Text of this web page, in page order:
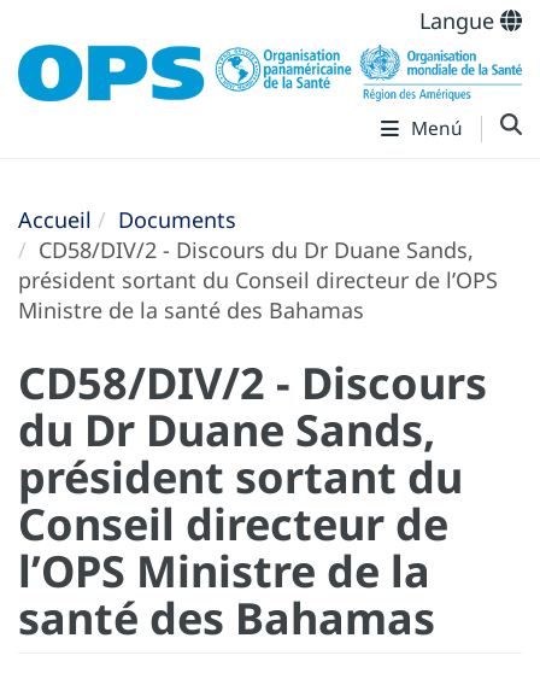
Langue
Menú
Accueil
Documents
CD58/DIV/2 - Discours du Dr Duane Sands,
président sortant du Conseil directeur de l’OPS
Ministre de la santé des Bahamas
CD58/DIV/2 - Discours
du Dr Duane Sands,
président sortant du
Conseil directeur de
l’OPS Ministre de la
santé des Bahamas